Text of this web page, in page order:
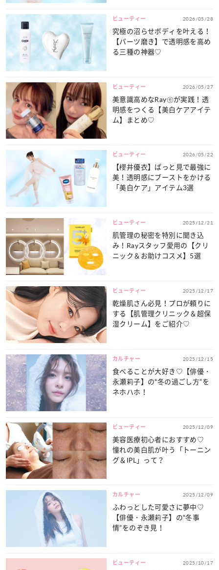
ビューティー 2026/05/28
究極の沼らせボディを叶える！
【パーツ磨き】で透明感を高め
る三種の神器♡
ビューティー 2026/05/27
美意識高めなRay㋲が実践！透
明感をつくる【美白ケアアイテ
ム】まとめ♡
ビューティー 2026/05/22
【櫻井優衣】ぱっと見で最強に
美！透明感にブーストをかける
「美白ケア」アイテム3選
ビューティー 2025/12/21
肌管理の秘密を特別に聞き込
み！Rayスタッフ愛用の【クリ
ニック＆お助けコスメ】5選
ビューティー 2025/12/17
乾燥肌さん必見！プロが頼りに
する【肌管理クリニック＆超保
湿クリーム】をご紹介♡
カルチャー 2025/12/15
食べることが大好き♡【俳優・
永瀬莉子】の“冬の過ごし方”を
ネホハホ！
ビューティー 2025/12/09
美容医療初心者におすすめ♡
憧れの美白肌が叶う「トーニン
グ＆IPL」って？
カルチャー 2025/12/09
ふわっとした可愛さに夢中♡
【俳優・永瀬莉子】の“冬事
情”をのぞき見！
ビューティー 2025/10/17